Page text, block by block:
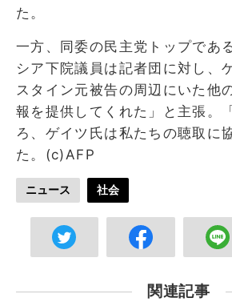
た。
一方、同委の民主党トップであ
シア下院議員は記者団に対し、
スタイン元被告の周辺にいた他
報を提供してくれた」と主張。
ろ、ゲイツ氏は私たちの聴取に
た。(c)AFP
ニュース 社会
関連記事